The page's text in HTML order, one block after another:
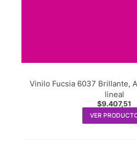
Vinilo Fucsia 6037 Brillante,
lineal
$9.407,51
VER